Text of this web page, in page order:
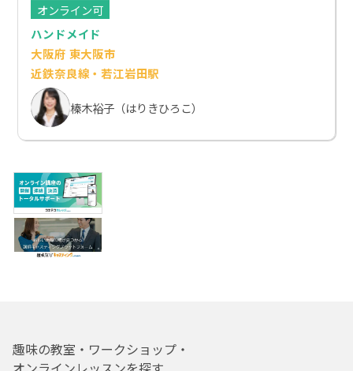
オンライン可
ハンドメイド
大阪府 東大阪市
近鉄奈良線・若江岩田駅
榛木裕子（はりきひろこ）
趣味の教室・ワークショップ・